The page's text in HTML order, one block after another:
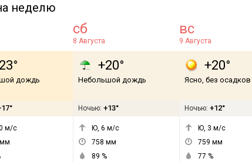
неделю
дождь
м/с
мм
сб
8 Августа
+20°
Небольшой дождь
Ночью: +13°
Ю, 6 м/с
758 мм
89 %
вс
9 Августа
+20°
Ясно, без осадков
Ночью: +12°
Ю, 3 м/с
759 мм
77 %